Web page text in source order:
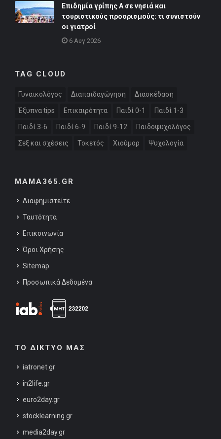
Επιδημία γρίπης Α σε νησιά και
τουριστικούς προορισμούς: τι συνιστούν
οι γιατροί
6 Αυγ 2026
TAG CLOUD
Γυναικολόγος Διαπαιδαγώγηση Διασκέδαση
Έξυπνα tips Επικαιρότητα Παιδί 0-1 Παιδί 1-3
Παιδί 3-6 Παιδί 6-9 Παιδί 9-12 Παιδοψυχολόγος
Σεξ και σχέσεις Τοκετός Χιούμορ Ψυχολογία
MAMA365.GR
Διαφημιστείτε
Ταυτότητα
Επικοινωνία
Όροι Χρήσης
Sitemap
Προσωπικά Δεδομένα
ΤΟ ΔΙΚΤΥΟ ΜΑΣ
iatronet.gr
in2life.gr
euro2day.gr
stocklearning.gr
media2day.gr